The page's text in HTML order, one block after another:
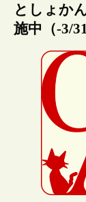
としょか
施中（-3/31